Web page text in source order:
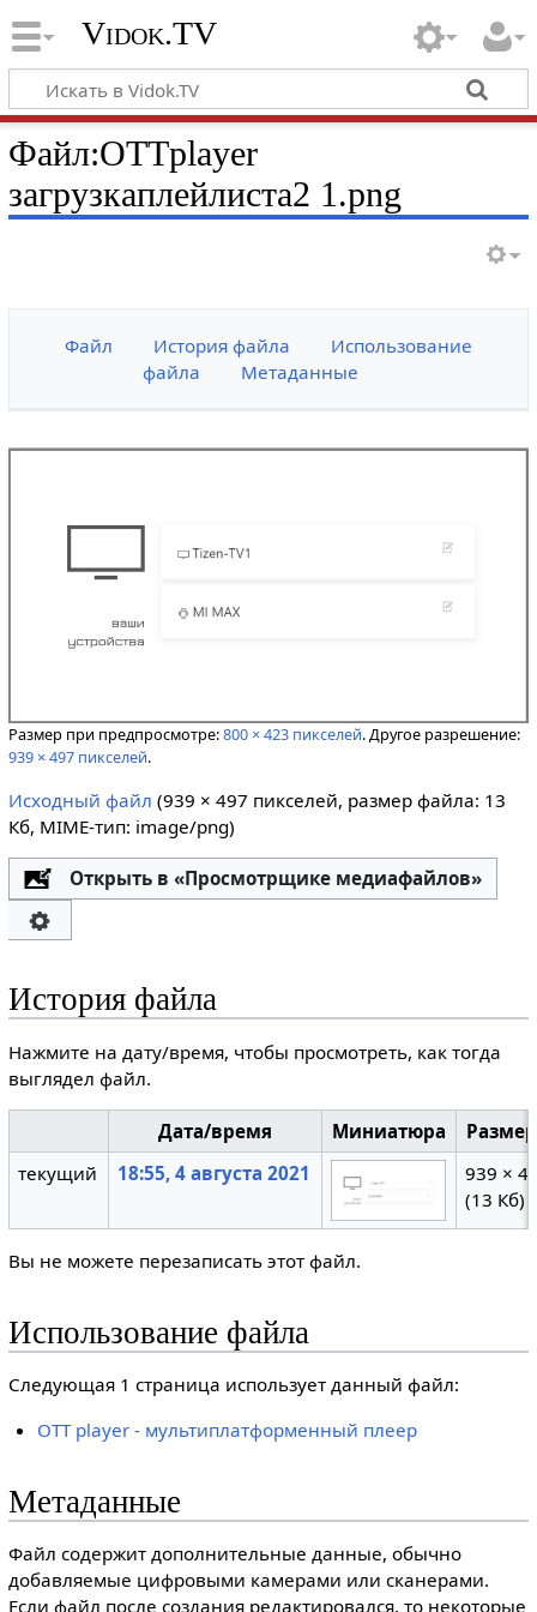
Vidok.TV
Файл:OTTplayer
загрузкаплейлиста2 1.png
Файл История файла
Использование
файла
Метаданные
Размер при предпросмотре:800 × 423 пикселей.Другое разрешение:
939 × 497 пикселей.
Исходный файл (939 × 497 пикселей, размер файла: 13
Кб, MIME-тип: image/png)
Открыть в «Просмотрщике медиафайлов»
История файла
Нажмите на дату/время, чтобы просмотреть, как тогда
выглядел файл.
Дата/время Миниатюра
текущий
18:55, 4 августа 2021
939 ×
(13 Кб)
Вы не можете перезаписать этот файл.
Использование файла
Следующая 1 страница использует данный файл:
OTT player - мультиплатформенный плеер
Метаданные
Файл содержит дополнительные данные, обычно
добавляемые цифровыми камерами или сканерами.
Если файл после создания редактировался, то некоторые